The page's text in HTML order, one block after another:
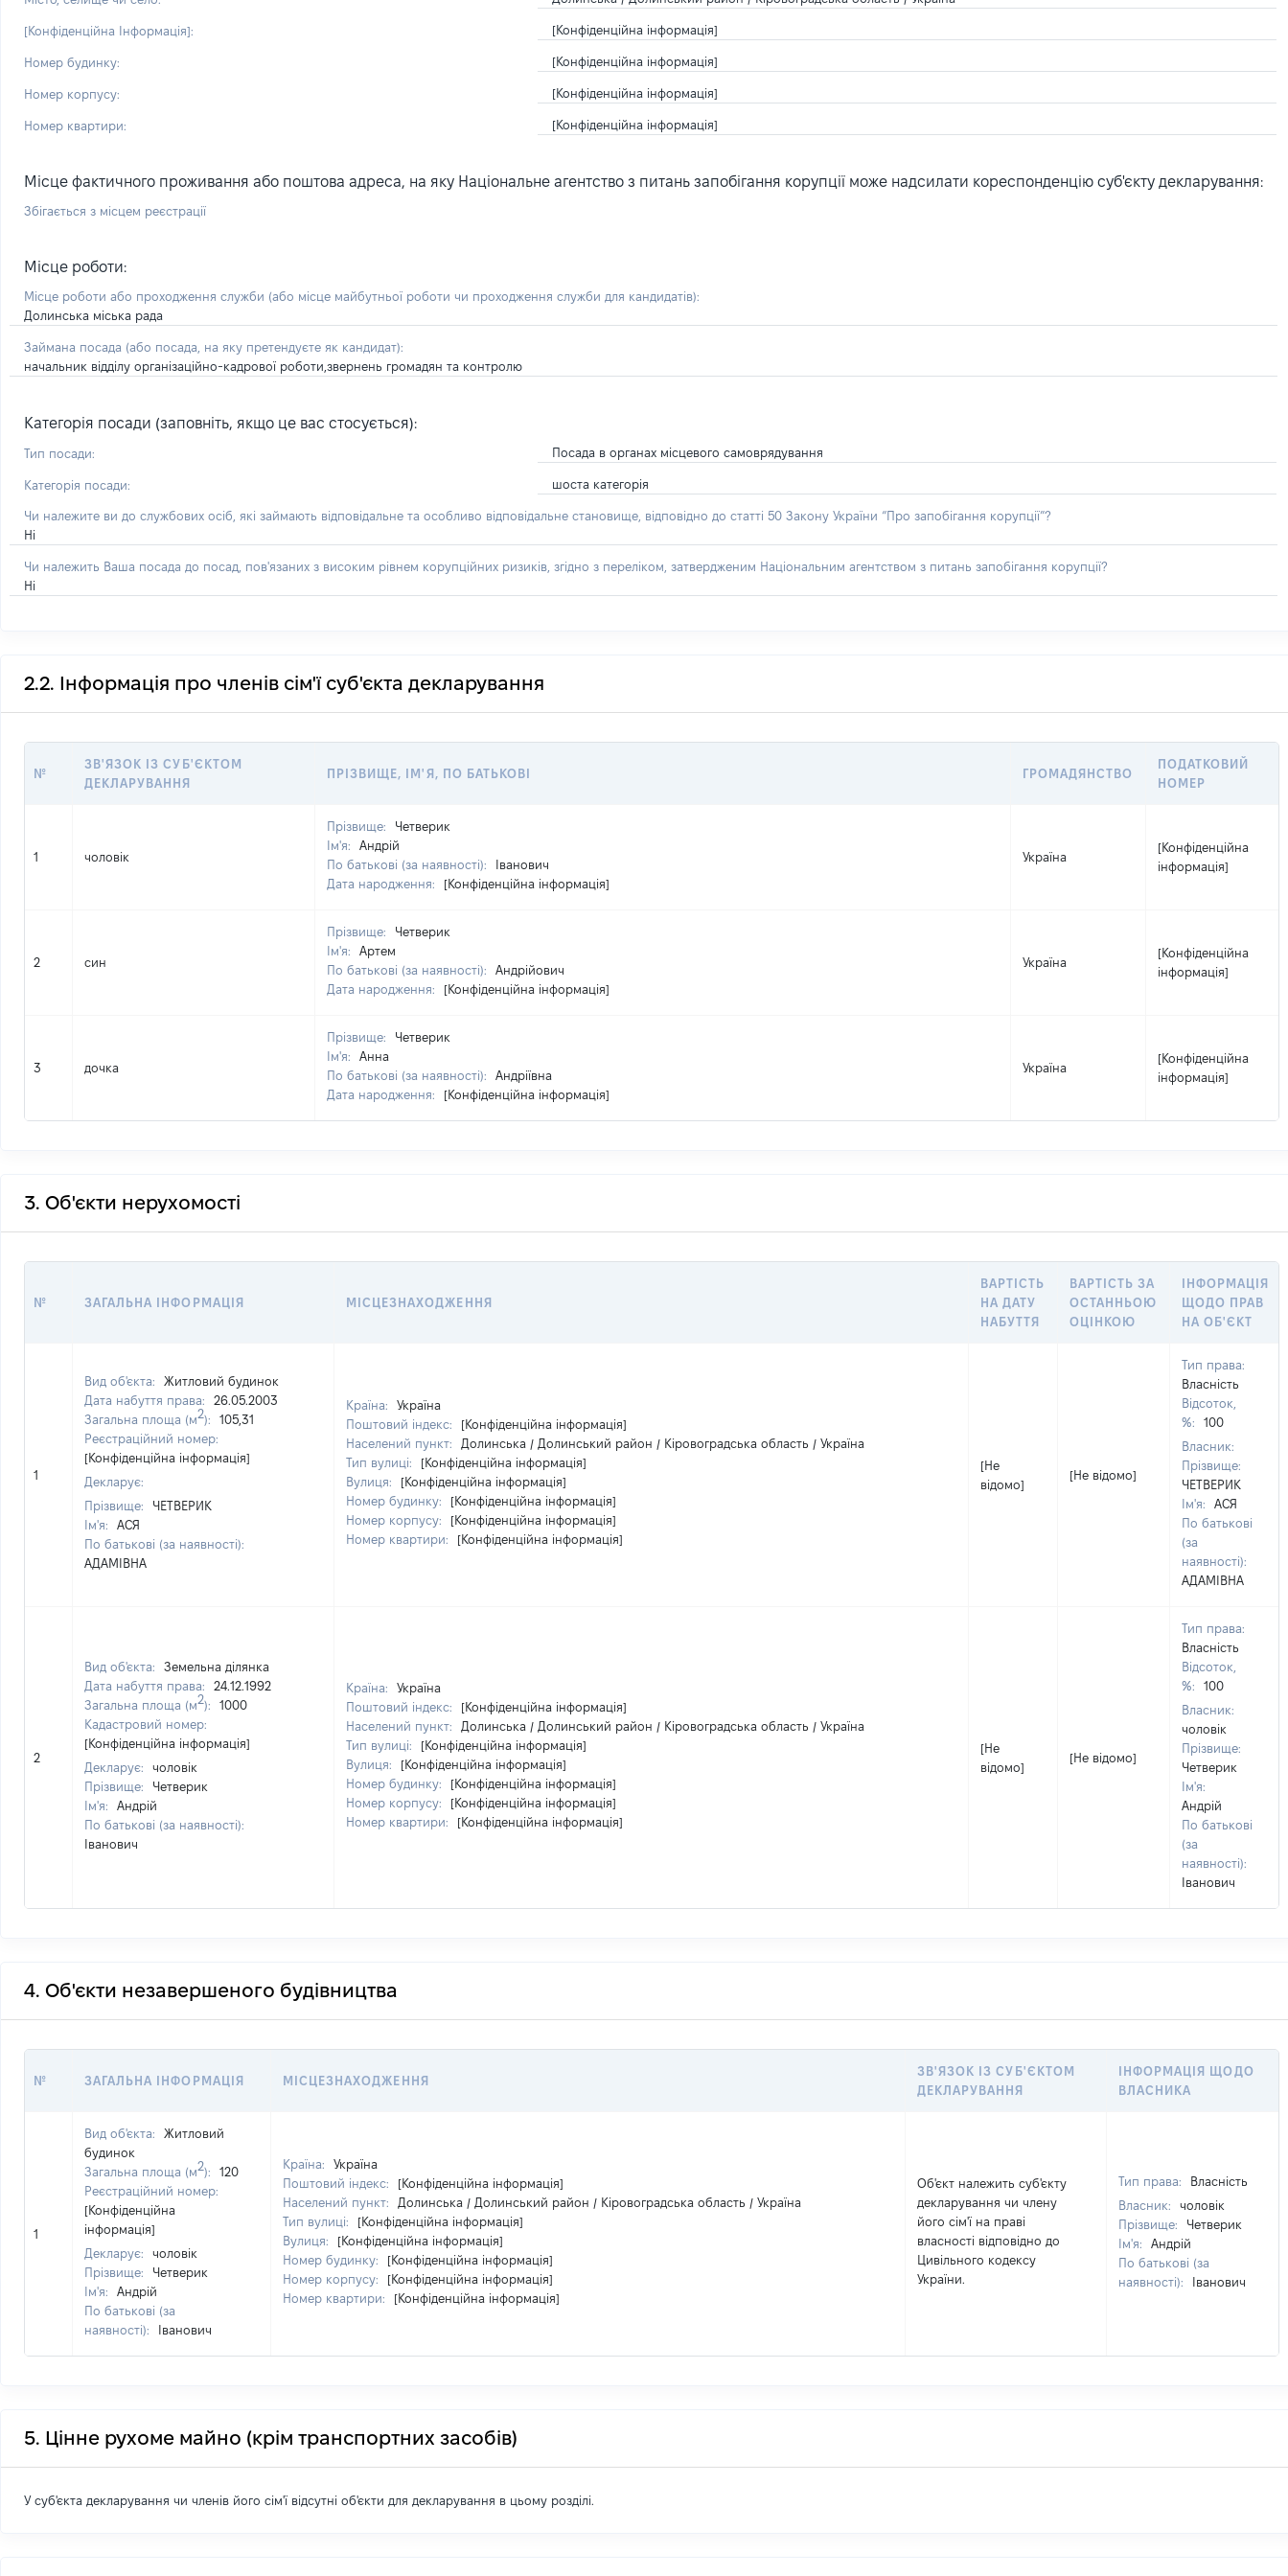
[Конфіденційна Інформація]: [Конфіденційна інформація]
Номер будинку: [Конфіденційна інформація]
Номер корпусу: [Конфіденційна інформація]
Номер квартири: [Конфіденційна інформація]
Місце фактичного проживання або поштова адреса, на яку Національне агентство з питань запобігання корупції може надсилати кореспонденцію суб'єкту декларування:
Збігається з місцем реєстрації
Місце роботи:
Місце роботи або проходження служби (або місце майбутньої роботи чи проходження служби для кандидатів):
Долинська міська рада
Займана посада (або посада, на яку претендуєте як кандидат):
начальник відділу організаційно-кадрової роботи,звернень громадян та контролю
Категорія посади (заповніть, якщо це вас стосується):
Тип посади: Посада в органах місцевого самоврядування
Категорія посади: шоста категорія
Чи належите ви до службових осіб, які займають відповідальне та особливо відповідальне становище, відповідно до статті 50 Закону України “Про запобігання корупції”?
Ні
Чи належить Ваша посада до посад, пов'язаних з високим рівнем корупційних ризиків, згідно з переліком, затвердженим Національним агентством з питань запобігання корупції?
Ні
2.2. Інформація про членів сім'ї суб'єкта декларування
№
ЗВ'ЯЗОК ІЗ СУБ'ЄКТОМ
ДЕКЛАРУВАННЯ
ПРІЗВИЩЕ, ІМ'Я, ПО БАТЬКОВІ ГРОМАДЯНСТВО
ПОДАТКОВИЙ
НОМЕР
1 чоловік
Прізвище:
Четверик
Ім'я:
Андрій
По батькові (за наявності):
Іванович
Дата народження:
[Конфіденційна інформація]
Україна
[Конфіденційна
інформація]
2 син
Прізвище:
Четверик
Ім'я:
Артем
По батькові (за наявності):
Андрійович
Дата народження:
[Конфіденційна інформація]
Україна
[Конфіденційна
інформація]
3 дочка
Прізвище:
Четверик
Ім'я:
Анна
По батькові (за наявності):
Андріївна
Дата народження:
[Конфіденційна інформація]
Україна
[Конфіденційна
інформація]
3. Об'єкти нерухомості
№ ЗАГАЛЬНА ІНФОРМАЦІЯ МІСЦЕЗНАХОДЖЕННЯ
ВАРТІСТЬ
НА ДАТУ
НАБУТТЯ
ВАРТІСТЬ ЗА
ОСТАННЬОЮ
ОЦІНКОЮ
ІНФОРМАЦІЯ
ЩОДО ПРАВ
НА ОБ'ЄКТ
1
Вид об'єкта:
Житловий будинок
Дата набуття права:
26.05.2003
Загальна площа (м2):
105,31
Реєстраційний номер:
[Конфіденційна інформація]
Декларує:
Прізвище:
ЧЕТВЕРИК
Ім'я:
АСЯ
По батькові (за наявності):
АДАМІВНА
Країна:
Україна
Поштовий індекс:
[Конфіденційна інформація]
Населений пункт:
Долинська / Долинський район / Кіровоградська область / Україна
Тип вулиці:
[Конфіденційна інформація]
Вулиця:
[Конфіденційна інформація]
Номер будинку:
[Конфіденційна інформація]
Номер корпусу:
[Конфіденційна інформація]
Номер квартири:
[Конфіденційна інформація]
[Не
відомо]
[Не відомо]
Тип права:
Власність
Відсоток,
%:
100
Власник:
Прізвище:
ЧЕТВЕРИК
Ім'я:
АСЯ
По батькові
(за
наявності):
АДАМІВНА
2
Вид об'єкта:
Земельна ділянка
Дата набуття права:
24.12.1992
Загальна площа (м2):
1000
Кадастровий номер:
[Конфіденційна інформація]
Декларує:
чоловік
Прізвище:
Четверик
Ім'я:
Андрій
По батькові (за наявності):
Іванович
Країна:
Україна
Поштовий індекс:
[Конфіденційна інформація]
Населений пункт:
Долинська / Долинський район / Кіровоградська область / Україна
Тип вулиці:
[Конфіденційна інформація]
Вулиця:
[Конфіденційна інформація]
Номер будинку:
[Конфіденційна інформація]
Номер корпусу:
[Конфіденційна інформація]
Номер квартири:
[Конфіденційна інформація]
[Не
відомо]
[Не відомо]
Тип права:
Власність
Відсоток,
%:
100
Власник:
чоловік
Прізвище:
Четверик
Ім'я:
Андрій
По батькові
(за
наявності):
Іванович
4. Об'єкти незавершеного будівництва
№ ЗАГАЛЬНА ІНФОРМАЦІЯ МІСЦЕЗНАХОДЖЕННЯ
ЗВ'ЯЗОК ІЗ СУБ'ЄКТОМ
ДЕКЛАРУВАННЯ
ІНФОРМАЦІЯ ЩОДО
ВЛАСНИКА
1
Вид об'єкта:
Житловий
будинок
Загальна площа (м2):
120
Реєстраційний номер:
[Конфіденційна
інформація]
Декларує:
чоловік
Прізвище:
Четверик
Ім'я:
Андрій
По батькові (за
наявності):
Іванович
Країна:
Україна
Поштовий індекс:
[Конфіденційна інформація]
Населений пункт:
Долинська / Долинський район / Кіровоградська область / Україна
Тип вулиці:
[Конфіденційна інформація]
Вулиця:
[Конфіденційна інформація]
Номер будинку:
[Конфіденційна інформація]
Номер корпусу:
[Конфіденційна інформація]
Номер квартири:
[Конфіденційна інформація]
Об'єкт належить суб'єкту
декларування чи члену
його сім'ї на праві
власності відповідно до
Цивільного кодексу
України.
Тип права:
Власність
Власник:
чоловік
Прізвище:
Четверик
Ім'я:
Андрій
По батькові (за
наявності):
Іванович
5. Цінне рухоме майно (крім транспортних засобів)
У суб'єкта декларування чи членів його сім'ї відсутні об'єкти для декларування в цьому розділі.